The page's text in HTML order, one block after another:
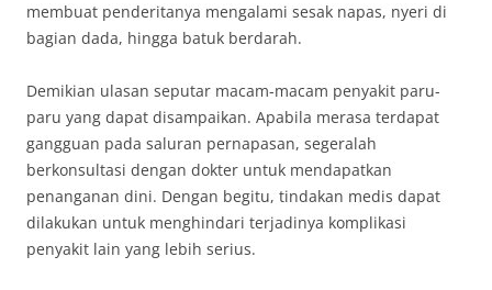
membuat penderitanya mengalami sesak napas, nyeri di
bagian dada, hingga batuk berdarah.
Demikian ulasan seputar macam-macam penyakit paru-
paru yang dapat disampaikan. Apabila merasa terdapat
gangguan pada saluran pernapasan, segeralah
berkonsultasi dengan dokter untuk mendapatkan
penanganan dini. Dengan begitu, tindakan medis dapat
dilakukan untuk menghindari terjadinya komplikasi
penyakit lain yang lebih serius.